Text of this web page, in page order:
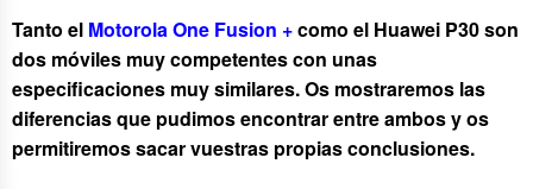
Tanto el Motorola One Fusion +como el Huawei P30 son
dos móviles muy competentes con unas
especificaciones muy similares. Os mostraremos las
diferencias que pudimos encontrar entre ambos y os
permitiremos sacar vuestras propias conclusiones.